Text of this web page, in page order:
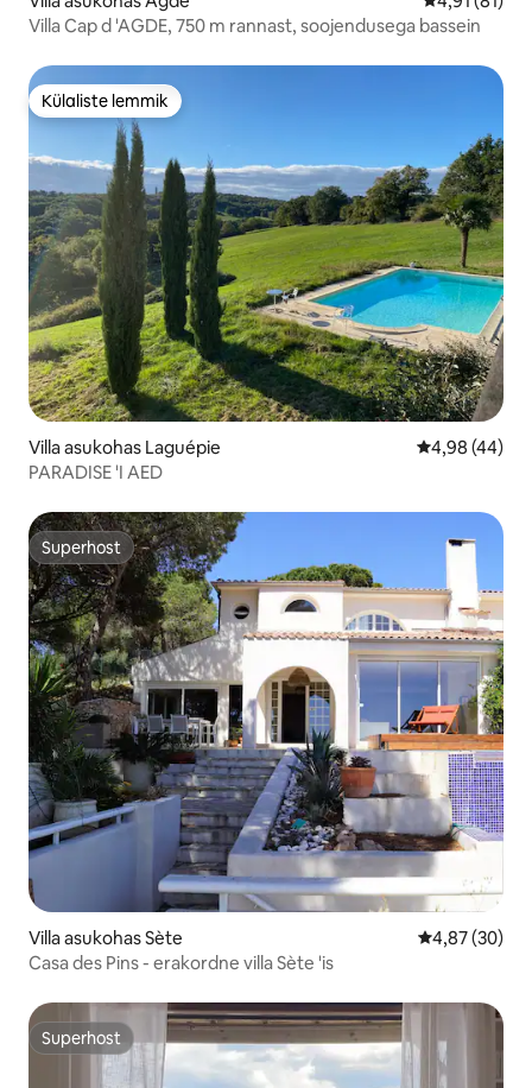
Villa Cap d 'AGDE, 750 m rannast, soojendusega bassein
Külaliste lemmik
Külaliste lemmik
Villa asukohas Laguépie Keskmine
4,98 (44)
PARADISE 'I AED
Superhost
Superhost
Villa asukohas Sète Keskmine
4,87 (30)
Casa des Pins - erakordne villa Sète 'is
Superhost
Superhost